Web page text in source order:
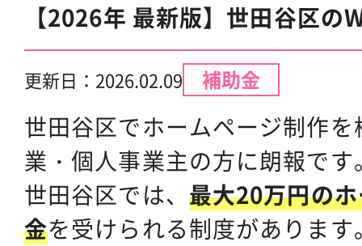
【2026年 最新版】世田谷区の
更新日： 2026.02.09 補助金
世田谷区でホームページ制作
業・個人事業主の方に朗報です
世田谷区では、 最大20万円の
金を受けられる制度があります